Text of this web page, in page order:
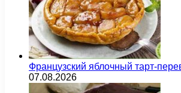
Французский яблочный тарт-
07.08.2026